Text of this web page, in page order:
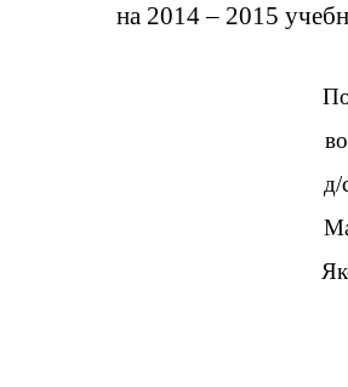
на 2014 – 2015
д/с № 14
Максюкова